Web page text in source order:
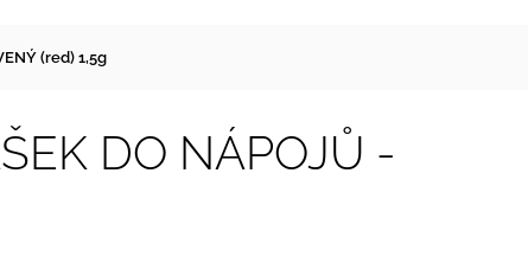
(red) 1,5g
DO NÁPOJŮ -